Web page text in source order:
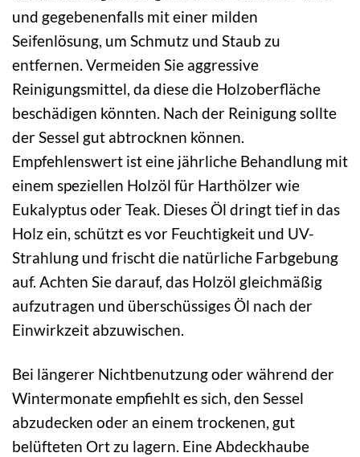
und gegebenenfalls mit einer milden
Seifenlösung, um Schmutz und Staub zu
entfernen. Vermeiden Sie aggressive
Reinigungsmittel, da diese die Holzoberfläche
beschädigen könnten. Nach der Reinigung sollte
der Sessel gut abtrocknen können.
Empfehlenswert ist eine jährliche Behandlung mit
einem speziellen Holzöl für Harthölzer wie
Eukalyptus oder Teak. Dieses Öl dringt tief in das
Holz ein, schützt es vor Feuchtigkeit und UV-
Strahlung und frischt die natürliche Farbgebung
auf. Achten Sie darauf, das Holzöl gleichmäßig
aufzutragen und überschüssiges Öl nach der
Einwirkzeit abzuwischen.
Bei längerer Nichtbenutzung oder während der
Wintermonate empfiehlt es sich, den Sessel
abzudecken oder an einem trockenen, gut
belüfteten Ort zu lagern. Eine Abdeckhaube